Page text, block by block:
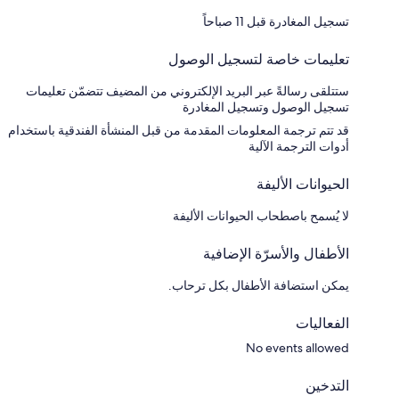
تسجيل المغادرة قبل 11 صباحاً
تعليمات خاصة لتسجيل الوصول
ستتلقى رسالةً عبر البريد الإلكتروني من المضيف تتضمّن تعليمات
تسجيل الوصول وتسجيل المغادرة
قد تتم ترجمة المعلومات المقدمة من قبل المنشأة الفندقية باستخدام
أدوات الترجمة الآلية
الحيوانات الأليفة
لا يُسمح باصطحاب الحيوانات الأليفة
الأطفال والأسرّة الإضافية
يمكن استضافة الأطفال بكل ترحاب.
الفعاليات
No events allowed
التدخين